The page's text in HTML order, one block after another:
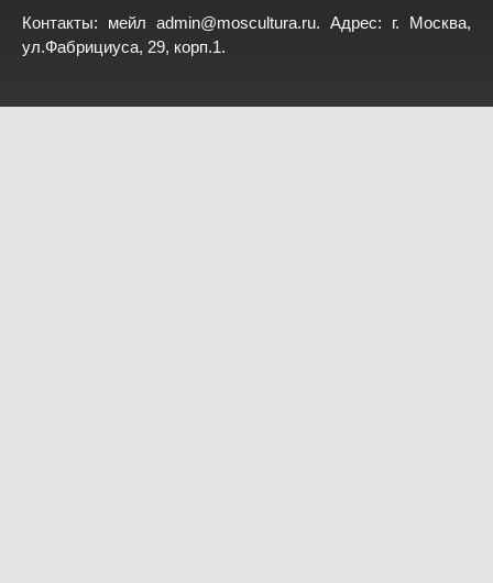
Контакты: мейл admin@moscultura.ru. Адрес: г. Москва,
ул.Фабрициуса, 29, корп.1.